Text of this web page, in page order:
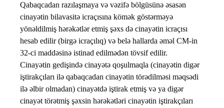
Qabaqcadan razılaşmaya və vəzifə bölgüsünə əsasən
cinayətin bilavasitə icraçısına kömək göstərməyə
yönəldilmiş hərəkətlər etmiş şəxs də cinayətin icraçısı
hesab edilir (birgə icraçılıq) və belə hallarda əməl CM-in
32-ci maddəsinə istinad edilmədən tövsif edilir.
Cinayətin gedişində cinayətə qoşulmaqla (cinayətin digər
iştirakçıları ilə qabaqcadan cinayətin törədilməsi məqsədi
ilə əlbir olmadan) cinayətdə iştirak etmiş və ya digər
cinayət törətmiş şəxsin hərəkətləri cinayətin iştirakçıları